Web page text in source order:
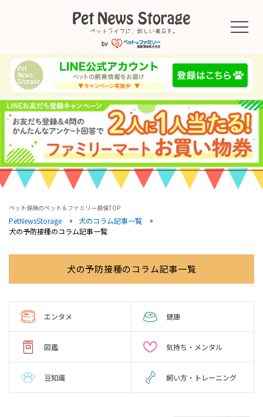
ペット保険のペット＆ファミリー損保TOP
PetNewsStorage
犬のコラム記事一覧
犬の予防接種のコラム記事一覧
犬の予防接種のコラム記事一覧
エンタメ 健康
図鑑 気持ち・メンタル
豆知識 飼い方・トレーニング